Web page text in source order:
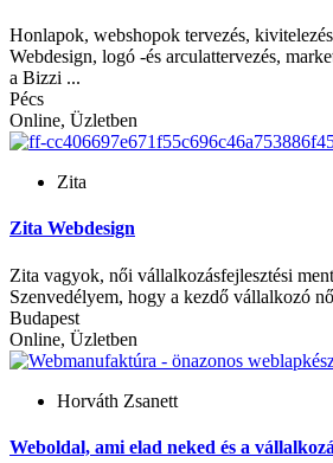
Honlapok, webshopok tervezés, kivitelezés
Webdesign, logó -és arculattervezés,
a Bizzi ...
Pécs
Online, Üzletben
Zita
Zita Webdesign
Zita vagyok, női vállalkozásfejlesztési
Szenvedélyem, hogy a kezdő vállalkozó
Budapest
Online, Üzletben
Horváth Zsanett
Weboldal, ami elad neked és a